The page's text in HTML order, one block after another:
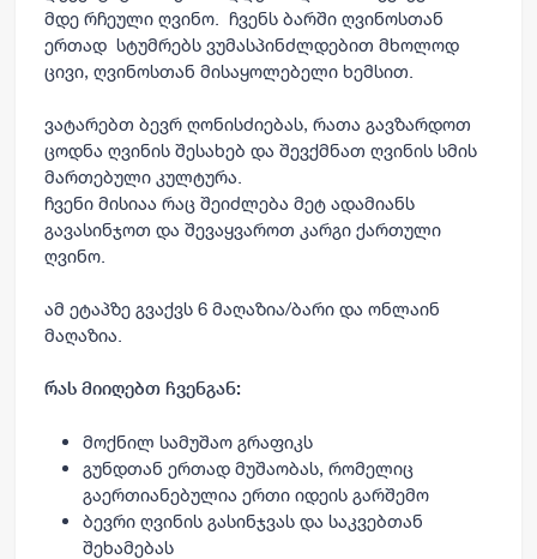
მდე რჩეული ღვინო. ჩვენს ბარში ღვინოსთან
ერთად სტუმრებს ვუმასპინძლდებით მხოლოდ
ცივი, ღვინოსთან მისაყოლებელი ხემსით.
ვატარებთ ბევრ ღონისძიებას, რათა გავზარდოთ
ცოდნა ღვინის შესახებ და შევქმნათ ღვინის სმის
მართებული კულტურა.
ჩვენი მისიაა რაც შეიძლება მეტ ადამიანს
გავასინჯოთ და შევაყვაროთ კარგი ქართული
ღვინო.
ამ ეტაპზე გვაქვს 6 მაღაზია/ბარი და ონლაინ
მაღაზია.
რას მიიღებთ ჩვენგან:
მოქნილ სამუშაო გრაფიკს
გუნდთან ერთად მუშაობას, რომელიც
გაერთიანებულია ერთი იდეის გარშემო
ბევრი ღვინის გასინჯვას და საკვებთან
შეხამებას